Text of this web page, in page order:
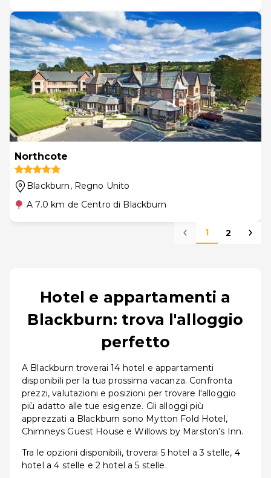
Northcote
Blackburn, Regno Unito
A 7.0 km de Centro di Blackburn
1 2
Hotel e appartamenti a
Blackburn: trova l'alloggio
perfetto
A Blackburn troverai 14 hotel e appartamenti
disponibili per la tua prossima vacanza. Confronta
prezzi, valutazioni e posizioni per trovare l'alloggio
più adatto alle tue esigenze. Gli alloggi più
apprezzati a Blackburn sono Mytton Fold Hotel,
Chimneys Guest House e Willows by Marston's Inn.
Tra le opzioni disponibili, troverai 5 hotel a 3 stelle, 4
hotel a 4 stelle e 2 hotel a 5 stelle.